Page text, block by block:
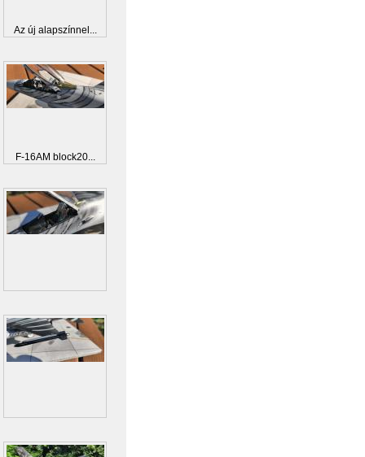
Az új alapszínnel...
F-16AM block20...